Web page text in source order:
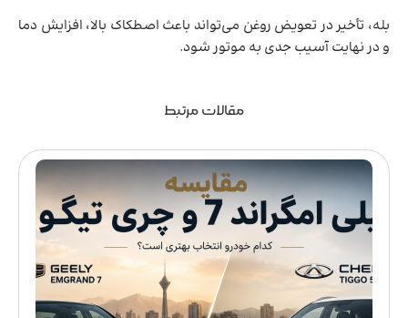
بله، تأخیر در تعویض روغن می‌تواند باعث اصطکاک بالا، افزایش دما
و در نهایت آسیب جدی به موتور شود.
مقالات مرتبط